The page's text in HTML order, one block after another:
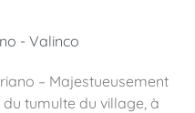
- Valinco
– Majestueusement
tumulte du village, à